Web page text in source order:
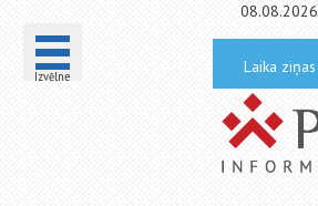
Izvēlne
08.08.2026
Laika ziņas